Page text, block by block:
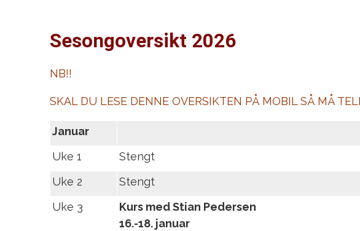
Sesongoversikt 2026
NB!!
SKAL DU LESE DENNE OVERSIKTEN PÅ MOBIL SÅ MÅ
Januar
Uke 1
Stengt
Uke 2
Stengt
Uke 3
Kurs med Stian Pedersen
16.-18. januar